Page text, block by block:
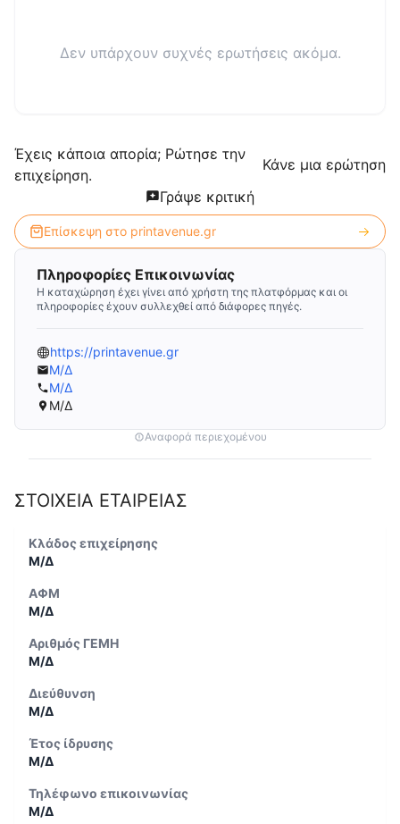
Δεν υπάρχουν συχνές ερωτήσεις ακόμα.
Έχεις κάποια απορία; Ρώτησε την
επιχείρηση.
Κάνε μια ερώτηση
Γράψε κριτική
Επίσκεψη στο printavenue.gr
Πληροφορίες Επικοινωνίας
Η καταχώρηση έχει γίνει από χρήστη της πλατφόρμας και οι
πληροφορίες έχουν συλλεχθεί από διάφορες πηγές.
https://printavenue.gr
Μ/Δ
Μ/Δ
Μ/Δ
Αναφορά περιεχομένου
ΣΤΟΙΧΕΙΑ ΕΤΑΙΡΕΙΑΣ
Κλάδος επιχείρησης
Μ/Δ
ΑΦΜ
Μ/Δ
Αριθμός ΓΕΜΗ
Μ/Δ
Διεύθυνση
Μ/Δ
Έτος ίδρυσης
Μ/Δ
Τηλέφωνο επικοινωνίας
Μ/Δ